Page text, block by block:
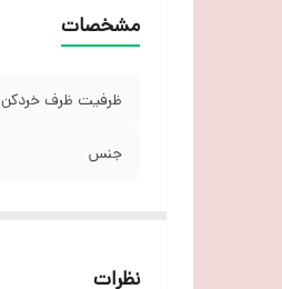
مشخصات
ظرفیت ظرف خردکن
جنس
نظرات